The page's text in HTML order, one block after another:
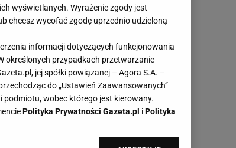
wyświetlanych. Wyrażenie zgody jest
chcesz wycofać zgodę uprzednio udzieloną
informacji dotyczących funkcjonowania
określonych przypadkach przetwarzanie
jej spółki powiązanej – Agora S.A. –
do „Ustawień Zaawansowanych”
wobec którego jest kierowany.
Polityka Prywatności Gazeta.pl iPolityka